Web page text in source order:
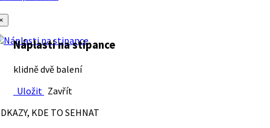
Náplasti na stipance
klidně dvě balení
Uložit Zavřít
KDE TO SEHNAT